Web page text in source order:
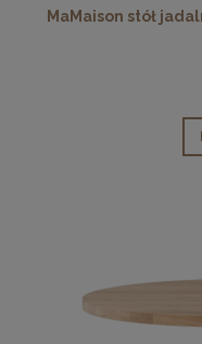
MaMaison stół